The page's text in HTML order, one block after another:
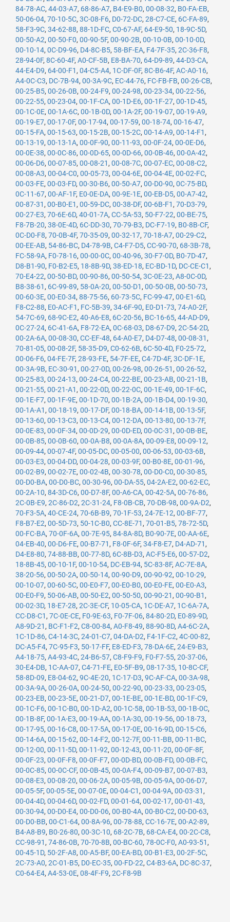
84-78-AC, 44-03-A7, 68-86-A7, B4-E9-B0, 00-08-32, B0-FA-EB,
50-06-04, 70-10-5C, 3C-08-F6, D0-72-DC, 28-C7-CE, 6C-FA-89,
58-F3-9C, 34-62-88, 88-1D-FC, C0-67-AF, 64-E9-50, 18-9C-5D,
00-50-A2, 00-50-F0, 00-90-5F, 00-90-2B, 00-10-0B, 00-10-0D,
00-10-14, 0C-D9-96, D4-8C-B5, 58-BF-EA, F4-7F-35, 2C-36-F8,
28-94-0F, 8C-60-4F, A0-CF-5B, E8-BA-70, 64-D9-89, 44-D3-CA,
44-E4-D9, 64-00-F1 , 04-C5-A4, 1C-DF-0F, 8C-B6-4F, AC-A0-16,
A4-0C-C3, DC-7B-94, 00-3A-9C, EC-44-76, FC-FB-FB, 00-26-CB,
00-25-B5, 00-26-0B, 00-24-F9, 00-24-98, 00-23-34, 00-22-56,
00-22-55, 00-23-04, 00-1F-CA, 00-1D-E6, 00-1F-27, 00-1D-45,
00-1C-0E, 00-1A-6C, 00-1B-0D, 00-1A-2F, 00-19-07, 00-19-A9,
00-19-E7, 00-17-0F, 00-17-94, 00-17-59, 00-18-74, 00-16-47,
00-15-FA, 00-15-63, 00-15-2B, 00-15-2C, 00-14-A9, 00-14-F1 ,
00-13-19, 00-13-1A, 00-0F-90, 00-11-93, 00-0F-24, 00-0E-D6,
00-0E-38, 00-0C-86, 00-0D-65, 00-0D-66, 00-0B-46, 00-0A-42,
00-06-D6, 00-07-85, 00-08-21 , 00-08-7C, 00-07-EC, 00-08-C2,
00-08-A3, 00-04-C0, 00-05-73, 00-04-6E, 00-04-4E, 00-02-FC,
00-03-FE, 00-03-FD, 00-30-B6, 00-50-A7, 00-D0-90, 0C-75-BD,
0C-11-67, 00-AF-1F, E0-0E-DA, 00-9E-1E, 00-EB-D5, 00-A7-42,
00-87-31 , 00-B0-E1 , 00-59-DC, 00-38-DF, 00-6B-F1 , 70-D3-79,
00-27-E3, 70-6E-6D, 40-01-7A, CC-5A-53, 50-F7-22, 00-BE-75,
F8-7B-20, 38-0E-4D, 6C-DD-30, 70-79-B3, DC-F7-19, B0-8B-CF,
0C-D0-F8, 70-0B-4F, 70-35-09, 00-32-17, 70-18-A7, 00-29-C2,
00-EE-AB, 54-86-BC, D4-78-9B, C4-F7-D5, CC-90-70, 68-3B-78,
FC-58-9A, F0-78-16, 00-00-0C, 00-40-96, 30-F7-0D, B0-7D-47,
D8-B1-90, F0-B2-E5, 18-8B-9D, 38-ED-18, EC-BD-1D, DC-CE-C1 ,
70-E4-22, 00-50-BD, 00-90-86, 00-50-54, 3C-0E-23, A8-0C-0D,
B8-38-61 , 6C-99-89, 58-0A-20, 00-50-D1 , 00-50-0B, 00-50-73,
00-60-3E, 00-E0-34, 88-75-56, 60-73-5C, FC-99-47, 00-E1-6D,
F8-C2-88, E0-AC-F1 , FC-5B-39, 34-6F-90, E0-D1-73, 74-A0-2F,
54-7C-69, 68-9C-E2, 40-A6-E8, 6C-20-56, BC-16-65, 44-AD-D9,
0C-27-24, 6C-41-6A, F8-72-EA, 0C-68-03, D8-67-D9, 2C-54-2D,
00-2A-6A, 00-08-30, CC-EF-48, 64-A0-E7, D4-D7-48, 00-08-31 ,
70-81-05, 00-08-2F, 58-35-D9, C0-62-6B, 6C-50-4D, F0-25-72,
00-06-F6, 04-FE-7F, 28-93-FE, 54-7F-EE, C4-7D-4F, 3C-DF-1E,
00-3A-9B, EC-30-91 , 00-27-0D, 00-26-98, 00-26-51 , 00-26-52,
00-25-83, 00-24-13, 00-24-C4, 00-22-BE, 00-23-AB, 00-21-1B,
00-21-55, 00-21-A1 , 00-22-0D, 00-22-0C, 00-1E-49, 00-1F-6C,
00-1E-F7, 00-1F-9E, 00-1D-70, 00-1B-2A, 00-1B-D4, 00-19-30,
00-1A-A1 , 00-18-19, 00-17-DF, 00-18-BA, 00-14-1B, 00-13-5F,
00-13-60, 00-13-C3, 00-13-C4, 00-12-DA, 00-13-80, 00-13-7F,
00-0E-83, 00-0F-34, 00-0D-29, 00-0D-ED, 00-0C-31 , 00-0B-BE,
00-0B-85, 00-0B-60, 00-0A-B8, 00-0A-8A, 00-09-E8, 00-09-12,
00-09-44, 00-07-4F, 00-05-DC, 00-05-00, 00-06-53, 00-03-6B,
00-03-E3, 00-04-DD, 00-04-28, 00-03-9F, 00-B0-8E, 00-01-96,
00-02-B9, 00-02-7E, 00-02-4B, 00-30-78, 00-D0-C0, 00-30-85,
00-D0-BA, 00-D0-BC, 00-30-96, 00-DA-55, 04-2A-E2, 00-62-EC,
00-2A-10, 84-3D-C6, 00-D7-8F, 00-A6-CA, 00-42-5A, 00-76-86,
2C-0B-E9, 2C-86-D2, 2C-31-24, F8-0B-CB, 70-DB-98, 00-9A-D2,
70-F3-5A, 40-CE-24, 70-6B-B9, 70-1F-53, 24-7E-12, 00-BF-77,
F8-B7-E2, 00-5D-73, 50-1C-B0, CC-8E-71 , 70-01-B5, 78-72-5D,
00-FC-BA, 70-0F-6A, 00-7E-95, 84-8A-8D, B0-90-7E, 00-AA-6E,
04-EB-40, 00-D6-FE, 00-B7-71 , F8-0F-6F, 34-F8-E7, D4-AD-71 ,
D4-E8-80, 74-88-BB, 00-77-8D, 6C-8B-D3, AC-F5-E6, 00-57-D2,
18-8B-45, 00-10-1F, 00-10-54, DC-EB-94, 5C-83-8F, AC-7E-8A,
38-20-56, 00-50-2A, 00-50-14, 00-90-D9, 00-90-92, 00-10-29,
00-10-07, 00-60-5C, 00-E0-F7, 00-E0-B0, 00-E0-FE, 00-E0-A3,
00-E0-F9, 50-06-AB, 00-50-E2, 00-50-50, 00-90-21 , 00-90-B1 ,
00-02-3D, 18-E7-28, 2C-3E-CF, 10-05-CA, 1C-DE-A7, 1C-6A-7A,
CC-D8-C1 , 7C-0E-CE, F0-9E-63, F0-7F-06, 84-80-2D, E0-89-9D,
A8-9D-21 , BC-F1-F2, C8-00-84, A0-F8-49, 88-90-8D, A4-6C-2A,
1C-1D-86, C4-14-3C, 24-01-C7, 04-DA-D2, F4-1F-C2, 4C-00-82,
DC-A5-F4, 7C-95-F3, 50-17-FF, E8-ED-F3, 78-DA-6E, 24-E9-B3,
A4-18-75, A4-93-4C, 24-B6-57, C8-F9-F9, F0-F7-55, 20-37-06,
30-E4-DB, 1C-AA-07, C4-71-FE, E0-5F-B9, 08-17-35, 10-8C-CF,
58-8D-09, E8-04-62, 9C-4E-20, 1C-17-D3, 9C-AF-CA, 00-3A-98,
00-3A-9A, 00-26-0A, 00-24-50, 00-22-90, 00-23-33, 00-23-05,
00-23-EB, 00-23-5E, 00-21-D7, 00-1E-BE, 00-1E-BD, 00-1F-C9,
00-1C-F6, 00-1C-B0, 00-1D-A2, 00-1C-58, 00-1B-53, 00-1B-0C,
00-1B-8F, 00-1A-E3, 00-19-AA, 00-1A-30, 00-19-56, 00-18-73,
00-17-95, 00-16-C8, 00-17-5A, 00-17-0E, 00-16-9D, 00-15-C6,
00-14-6A, 00-15-62, 00-14-F2, 00-12-7F, 00-11-BB, 00-11-BC,
00-12-00, 00-11-5D, 00-11-92, 00-12-43, 00-11-20, 00-0F-8F,
00-0F-23, 00-0F-F8, 00-0F-F7, 00-0D-BD, 00-0B-FD, 00-0B-FC,
00-0C-85, 00-0C-CF, 00-0B-45, 00-0A-F4, 00-09-B7, 00-07-B3,
00-08-E3, 00-08-20, 00-06-2A, 00-05-9B, 00-05-9A, 00-06-D7,
00-05-5F, 00-05-5E, 00-07-0E, 00-04-C1 , 00-04-9A, 00-03-31 ,
00-04-4D, 00-04-6D, 00-02-FD, 00-01-64, 00-02-17, 00-01-43,
00-30-94, 00-D0-E4, 00-D0-06, 00-B0-4A, 00-B0-C2, 00-D0-63,
00-D0-BB, 00-C1-64, 00-8A-96, 00-78-88, CC-16-7E, 00-A2-89,
B4-A8-B9, B0-26-80, 00-3C-10, 68-2C-7B, 68-CA-E4, 00-2C-C8,
CC-98-91 , 74-86-0B, 70-70-8B, 00-BC-60, 78-0C-F0, A0-93-51 ,
00-45-1D, 50-2F-A8, 00-A5-BF, 00-EA-BD, 00-B1-E3, 00-2F-5C,
2C-73-A0, 2C-01-B5, D0-EC-35, 00-FD-22, C4-B3-6A, DC-8C-37,
C0-64-E4, A4-53-0E, 08-4F-F9, 2C-F8-9B